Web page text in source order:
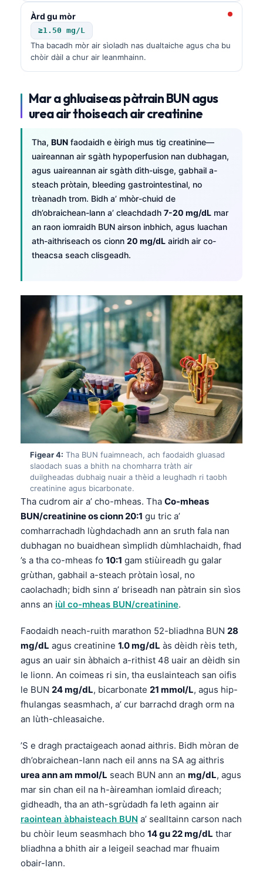
Àrd gu mòr
≥1.50 mg/L
Tha bacadh mòr air sìoladh nas dualtaiche agus cha bu
chòir dàil a chur air leanmhainn.
Mar a ghluaiseas pàtrain BUN agus
urea air thoiseach air creatinine
Tha, BUN faodaidh e èirigh mus tig creatinine—
uaireannan air sgàth hypoperfusion nan dubhagan,
agus uaireannan air sgàth dìth-uisge, gabhail a-
steach pròtain, bleeding gastrointestinal, no
trèanadh trom. Bidh a’ mhòr-chuid de
dh’obraichean-lann a’ cleachdadh 7-20 mg/dL mar
an raon iomraidh BUN airson inbhich, agus luachan
ath-aithriseach os cionn 20 mg/dL airidh air co-
theacsa seach clisgeadh.
Figear 4: Tha BUN fuaimneach, ach faodaidh gluasad
slaodach suas a bhith na chomharra tràth air
duilgheadas dubhaig nuair a thèid a leughadh ri taobh
creatinine agus bicarbonate.
Tha cudrom air a’ cho-mheas. Tha Co-mheas
BUN/creatinine os cionn 20:1 gu tric a’
comharrachadh lùghdachadh ann an sruth fala nan
dubhagan no buaidhean sìmplidh dùmhlachaidh, fhad
’s a tha co-mheas fo 10:1 gam stiùireadh gu galar
grùthan, gabhail a-steach pròtain ìosal, no
caolachadh; bidh sinn a’ briseadh nan pàtrain sin sìos
anns an iùl co-mheas BUN/creatinine.
Faodaidh neach-ruith marathon 52-bliadhna BUN 28
mg/dL agus creatinine 1.0 mg/dL às dèidh rèis teth,
agus an uair sin àbhaich a-rithist 48 uair an dèidh sin
le lionn. An coimeas ri sin, tha euslainteach san oifis
le BUN 24 mg/dL, bicarbonate 21 mmol/L, agus hip-
fhulangas seasmhach, a’ cur barrachd dragh orm na
an lùth-chleasaiche.
’S e dragh practaigeach aonad aithris. Bidh mòran de
dh’obraichean-lann nach eil anns na SA ag aithris
urea ann am mmol/L seach BUN ann an mg/dL, agus
mar sin chan eil na h-àireamhan iomlaid dìreach;
gidheadh, tha an ath-sgrùdadh fa leth againn air
raointean àbhaisteach BUN a’ sealltainn carson nach
bu chòir leum seasmhach bho 14 gu 22 mg/dL thar
bliadhna a bhith air a leigeil seachad mar fhuaim
obair-lann.